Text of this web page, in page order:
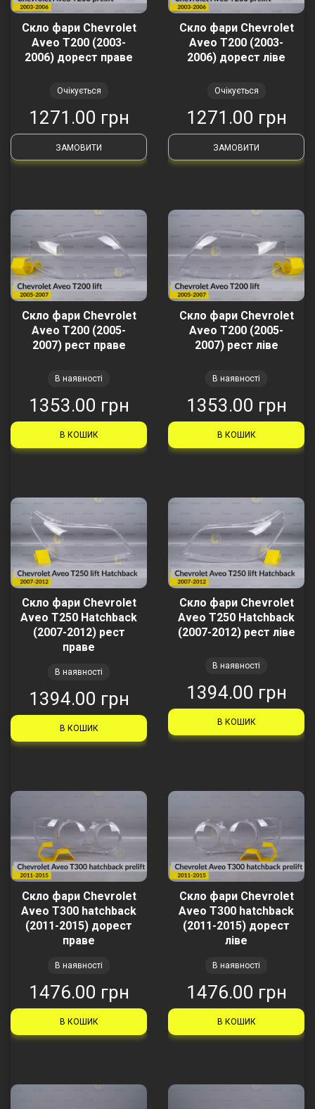
Скло фари Chevrolet
Aveo T200 (2003-
2006) дорест праве
Очікується
1271.00 грн
ЗАМОВИТИ
Скло фари Chevrolet
Aveo T200 (2003-
2006) дорест ліве
Очікується
1271.00 грн
ЗАМОВИТИ
Скло фари Chevrolet
Aveo T200 (2005-
2007) рест праве
В наявності
1353.00 грн
В КОШИК
Скло фари Chevrolet
Aveo T200 (2005-
2007) рест ліве
В наявності
1353.00 грн
В КОШИК
Скло фари Chevrolet
Aveo T250 Hatchback
(2007-2012) рест
праве
В наявності
1394.00 грн
В КОШИК
Скло фари Chevrolet
Aveo T250 Hatchback
(2007-2012) рест ліве
В наявності
1394.00 грн
В КОШИК
Скло фари Chevrolet
Aveo T300 hatchback
(2011-2015) дорест
праве
В наявності
1476.00 грн
В КОШИК
Скло фари Chevrolet
Aveo T300 hatchback
(2011-2015) дорест
ліве
В наявності
1476.00 грн
В КОШИК